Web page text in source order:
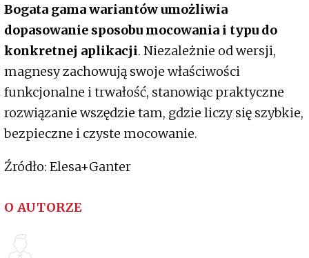
Bogata gama wariantów umożliwia
dopasowanie sposobu mocowania i typu do
konkretnej aplikacji. Niezależnie od wersji,
magnesy zachowują swoje właściwości
funkcjonalne i trwałość, stanowiąc praktyczne
rozwiązanie wszędzie tam, gdzie liczy się szybkie,
bezpieczne i czyste mocowanie.
Źródło: Elesa+Ganter
O AUTORZE